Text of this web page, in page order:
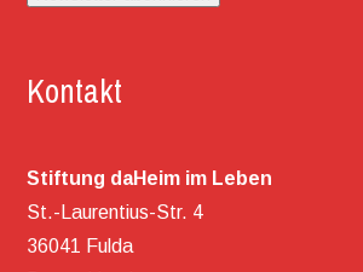
Kontakt
Stiftung daHeim im Leben
St.-Laurentius-Str. 4
36041 Fulda